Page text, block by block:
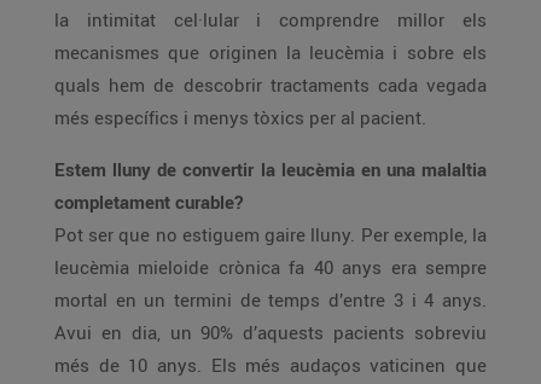
la intimitat cel·lular i comprendre millor els
mecanismes que originen la leucèmia i sobre els
quals hem de descobrir tractaments cada vegada
més específics i menys tòxics per al pacient.
Estem lluny de convertir la leucèmia en una malaltia
completament curable?
Pot ser que no estiguem gaire lluny. Per exemple, la
leucèmia mieloide crònica fa 40 anys era sempre
mortal en un termini de temps d’entre 3 i 4 anys.
Avui en dia, un 90% d’aquests pacients sobreviu
més de 10 anys. Els més audaços vaticinen que